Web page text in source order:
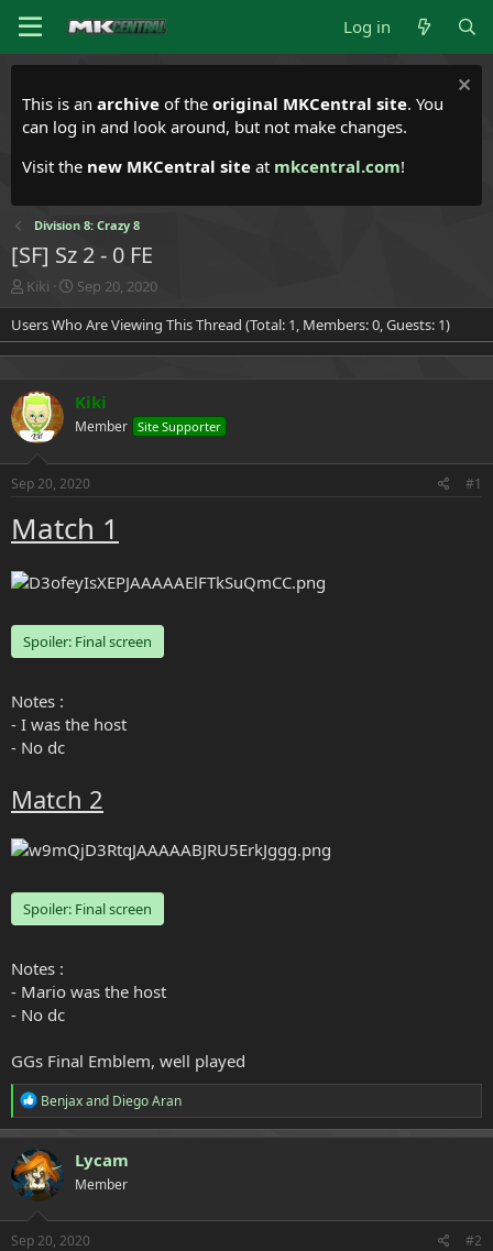
Log in
This is an archive of the original MKCentral site. You
can log in and look around, but not make changes.
Visit the new MKCentral site at mkcentral.com!
Division 8: Crazy 8
[SF] Sz 2 - 0 FE
T
h
r
e
s
t
a
r
t
r
Kiki
S
t
a
r
a
t
Sep 20, 2020
Users Who Are Viewing This Thread (Total: 1, Members: 0, Guests: 1)
Kiki
Member Site Supporter
Sep 20, 2020 #1
Match 1
Spoiler: Final screen
Notes :
- I was the host
- No dc
Match 2
Spoiler: Final screen
Notes :
- Mario was the host
- No dc
GGs Final Emblem, well played
R
e
a
c
t
i
o
n
s
Benjaxand Diego Aran
Lycam
Member
Sep 20, 2020 #2